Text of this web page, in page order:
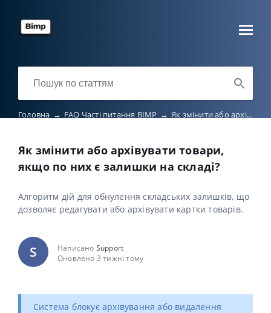
Головна → FAQ Часті питання BIMP → Як змінити або архівувати товари, якщо по них є залишки на складі?
Як змінити або архівувати товари,
якщо по них є залишки на складі?
Алгоритм дій для обнулення складських залишків, що
дозволяє редагувати або архівувати картки товарів.
S Написано Support
Оновлено 3 тижні тому
Система блокує архівування або видалення